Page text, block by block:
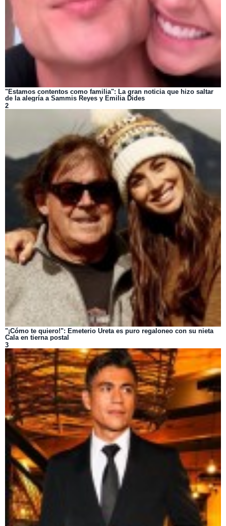
"Estamos contentos como familia": La gran noticia que hizo saltar
de la alegría a Sammis Reyes y Emilia Dides
2
"¡Cómo te quiero!": Emeterio Ureta es puro regaloneo con su nieta
Cala en tierna postal
3